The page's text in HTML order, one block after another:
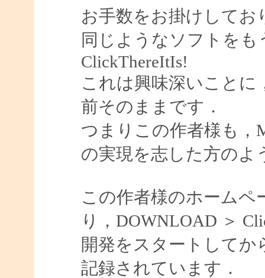
お手数をお掛けしてお
同じようなソフトを
ClickThereItIs!
これは興味深いことに
前そのままです．
つまりこの作者様も，
の実現を志した方のよ
この作者様のホームペ
り，DOWNLOAD ＞
開発をスタートしてか
記録されています．